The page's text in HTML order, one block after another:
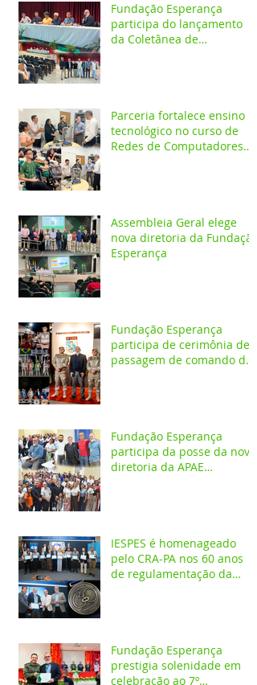
Fundação Esperança
participa do lançamento
da Coletânea de
ambiente
Parceria fortalece ensino
tecnológico no curso de
Redes de Computadores
Assembleia Geral elege
nova diretoria da Fundação
Esperança
Fundação Esperança
participa de cerimônia de
passagem de comando do
Fundação Esperança
participa da posse da nova
diretoria da APAE
IESPES é homenageado
pelo CRA-PA nos 60 anos
de regulamentação da
Fundação Esperança
prestigia solenidade em
celebração ao 7º